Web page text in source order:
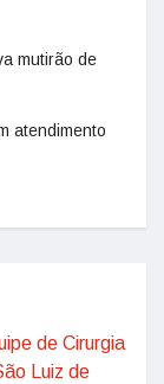
mutirão de
atendimento
de Cirurgia
Luiz de